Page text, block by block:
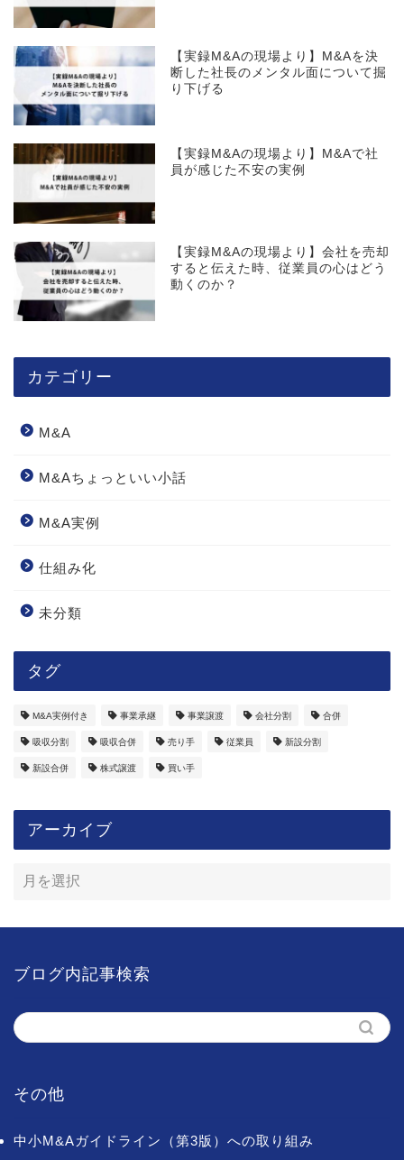
【実録M&Aの現場より】M&Aを決
断した社長のメンタル面について掘
り下げる
【実録M&Aの現場より】M&Aで社
員が感じた不安の実例
【実録M&Aの現場より】会社を売却
すると伝えた時、従業員の心はどう
動くのか？
カテゴリー
M&A
M&Aちょっといい小話
M&A実例
仕組み化
未分類
タグ
M&A実例付き 事業承継 事業譲渡 会社分割 合併
吸収分割 吸収合併 売り手 従業員 新設分割
新設合併 株式譲渡 買い手
アーカイブ
ブログ内記事検索
その他
中小M&Aガイドライン（第3版）への取り組み